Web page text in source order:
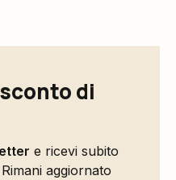
di
e ricevi subito
aggiornato